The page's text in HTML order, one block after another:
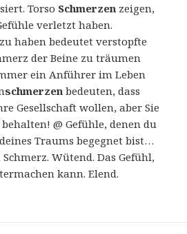
Torso Schmerzen zeigen,
verletzt haben.
zu haben bedeutet verstopfte
der Beine zu träumen
ein Anführer im Leben
schmerzen bedeuten, dass
Gesellschaft wollen, aber Sie
@ Gefühle, denen du
Traums begegnet bist…
Wütend. Das Gefühl,
kann. Elend.